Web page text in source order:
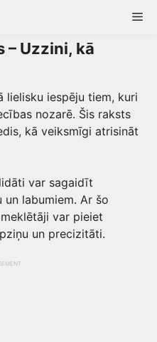
– Uzzini, kā
lielisku iespēju tiem, kuri
nozarē. Šis raksts
kā veiksmīgi atrisināt
var sagaidīt
labumiem. Ar šo
var pieiet
un precizitāti.